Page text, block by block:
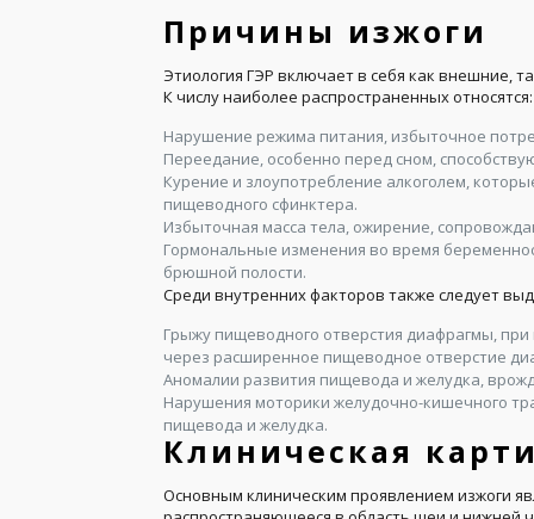
Причины изжоги
Этиология ГЭР включает в себя как внешние,
К числу наиболее распространенных относятся:
Нарушение режима питания, избыточное
Переедание, особенно перед сном,
Курение и злоупотребление алкоголем,
пищеводного сфинктера.
Избыточная масса тела, ожирение,
Гормональные изменения во время
брюшной полости.
Среди внутренних факторов также следует
Грыжу пищеводного отверстия диафрагмы,
через расширенное пищеводное отверстие
Аномалии развития пищевода и желудка,
Нарушения моторики желудочно-кишечного
пищевода и желудка.
Клиническая
Основным клиническим проявлением изжоги